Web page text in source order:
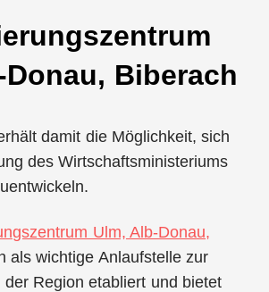
Donau, Biberach
damit die Möglichkeit, sich
des Wirtschaftsministeriums
Ulm, Alb-Donau,
als wichtige Anlaufstelle zur
Region etabliert und bietet